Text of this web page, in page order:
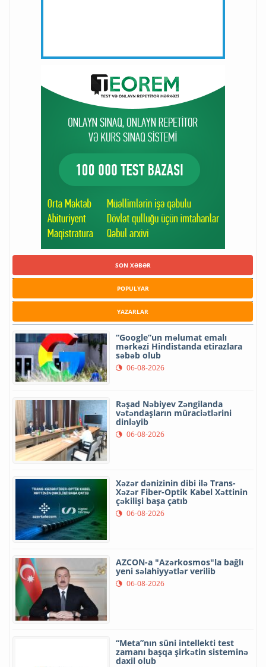
SON XƏBƏR
POPULYAR
YAZARLAR
“Google”un məlumat emalı
mərkəzi Hindistanda etirazlara
səbəb olub
06-08-2026
Rəşad Nəbiyev Zəngilanda
vətəndaşların müraciətlərini
dinləyib
06-08-2026
Xəzər dənizinin dibi ilə Trans-
Xəzər Fiber-Optik Kabel Xəttinin
çəkilişi başa çatıb
06-08-2026
AZCON-a "Azərkosmos"la bağlı
yeni səlahiyyətlər verilib
06-08-2026
“Meta”nın süni intellekti test
zamanı başqa şirkətin sisteminə
daxil olub